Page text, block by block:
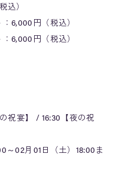
込）
6,000円（税込）
6,000円（税込）
祝宴】 / 16:30【夜の祝
02月01日（土）18:00ま